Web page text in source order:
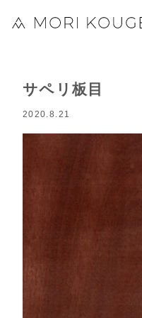
サペリ板目
2020.8.21